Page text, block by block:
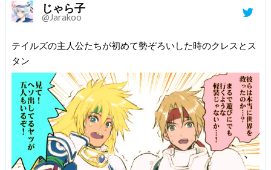
じゃら子
@Jarakoo
テイルズの主人公たちが初めて勢ぞろいした時のクレスとス
タン